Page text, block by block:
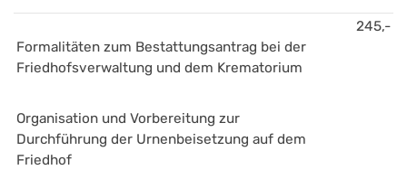
Formalitäten zum Bestattungsantrag bei der
Friedhofsverwaltung und dem Krematorium
Organisation und Vorbereitung zur
Durchführung der Urnenbeisetzung auf dem
Friedhof
245,-